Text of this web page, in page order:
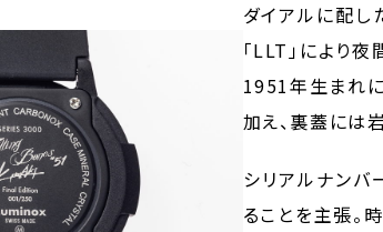
ダイアルに配し
「LLT」により
1951年生まれ
加え、裏蓋には
シリアルナンバ
ることを主張。